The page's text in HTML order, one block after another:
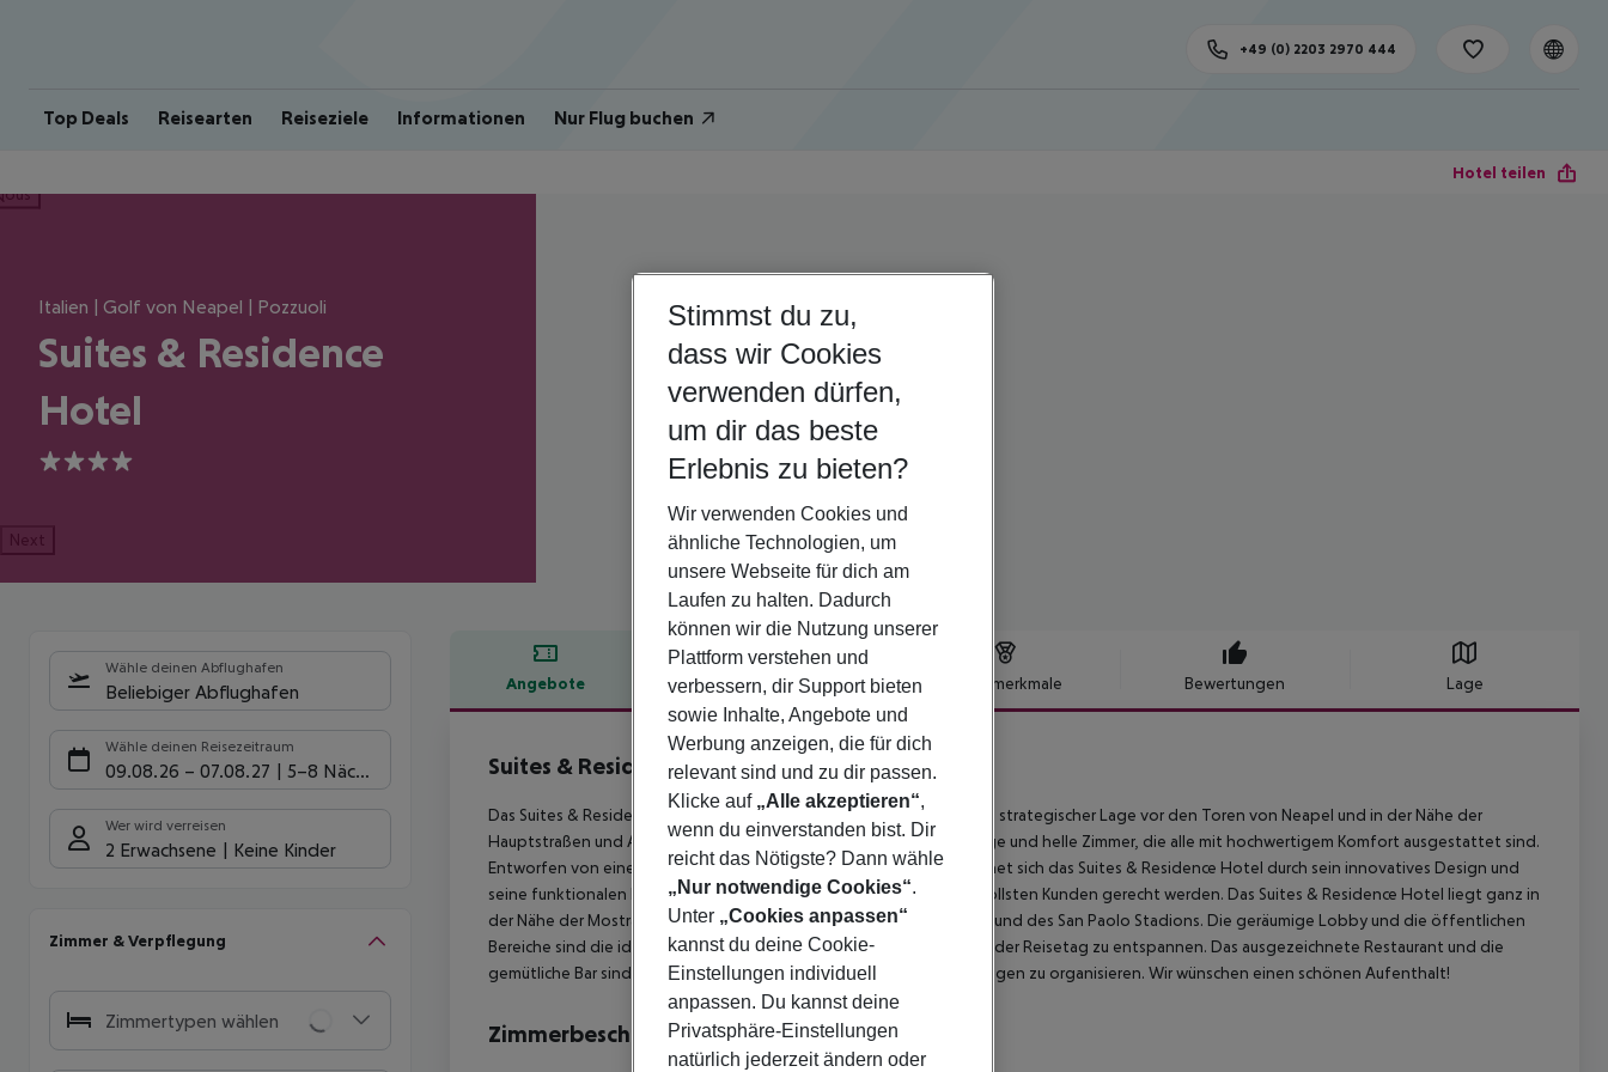
Top Deals Reisearten Reiseziele Informationen Nur Flug buchen
+49 (0) 2203 2970 444
Hotel teilen
Italien | Golf von Neapel | Pozzuoli
Suites & Residence
Hotel
4
Next
Wähle deinen Abflughafen
Beliebiger Abflughafen
Wähle deinen Reisezeitraum
09.08.26 – 07.08.27 5-8 Nächte
Wer wird verreisen
2 Erwachsene Keine Kinder
Zimmer & Verpflegung
Zimmertypen wählen
Angebote Hotelbeschreibung Hotelmerkmale Bewertungen Lage
Hotelbeschreibung
Suites & Residence Hotel
4
Das Suites & Residence Hotel ist ein komfortables 4-Sterne-Hotel in strategischer Lage vor den Toren von Neapel und in der Nähe der
Hauptstraßen und Autobahnen. Das Hotel verfügt über 43 geräumige und helle Zimmer, die alle mit hochwertigem Komfort ausgestattet sind.
Entworfen von einem Team von Ingenieuren und Architekten, zeichnet sich das Suites & Residence Hotel durch sein innovatives Design und
seine funktionalen Räume aus, die den Bedürfnissen der anspruchsvollsten Kunden gerecht werden. Das Suites & Residence Hotel liegt ganz in
der Nähe der Mostra d''Oltremare, der NATO, der Citta della Scienza und des San Paolo Stadions. Die geräumige Lobby und die öffentlichen
Bereiche sind die idealen Orte, um sich nach einem langen Arbeits- oder Reisetag zu entspannen. Das ausgezeichnete Restaurant und die
gemütliche Bar sind perfekt, um eine breite Palette von Veranstaltungen zu organisieren. Wir wünschen einen schönen Aufenthalt!
Zimmerbeschreibung
Stimmst du zu,
dass wir Cookies
verwenden dürfen,
um dir das beste
Erlebnis zu bieten?
Wir verwenden Cookies und
ähnliche Technologien, um
unsere Webseite für dich am
Laufen zu halten. Dadurch
können wir die Nutzung unserer
Plattform verstehen und
verbessern, dir Support bieten
sowie Inhalte, Angebote und
Werbung anzeigen, die für dich
relevant sind und zu dir passen.
Klicke auf „Alle akzeptieren“,
wenn du einverstanden bist. Dir
reicht das Nötigste? Dann wähle
„Nur notwendige Cookies“.
Unter „Cookies anpassen“
kannst du deine Cookie-
Einstellungen individuell
anpassen. Du kannst deine
Privatsphäre-Einstellungen
natürlich jederzeit ändern oder